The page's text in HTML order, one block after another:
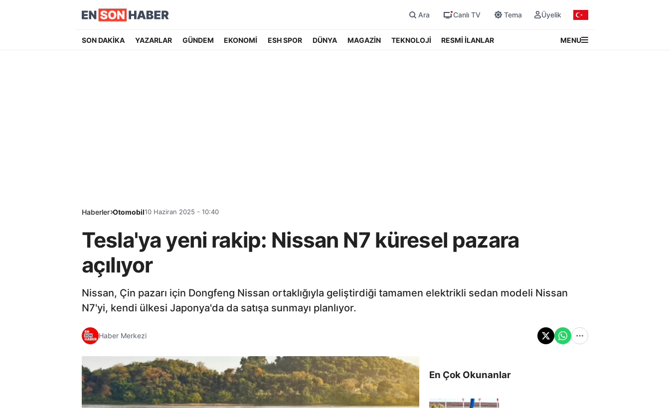
Ara Canlı TV Tema Üyelik
SON DAKİKA YAZARLAR GÜNDEM EKONOMİ ESH SPOR DÜNYA MAGAZİN TEKNOLOJİ RESMİ İLANLAR MENU
Haberler Otomobil10 Haziran 2025 - 10:40
Tesla'ya yeni rakip: Nissan N7 küresel pazara
açılıyor
Nissan, Çin pazarı için Dongfeng Nissan ortaklığıyla geliştirdiği tamamen elektrikli sedan modeli Nissan
N7'yi, kendi ülkesi Japonya'da da satışa sunmayı planlıyor.
Haber Merkezi
En Çok Okunanlar